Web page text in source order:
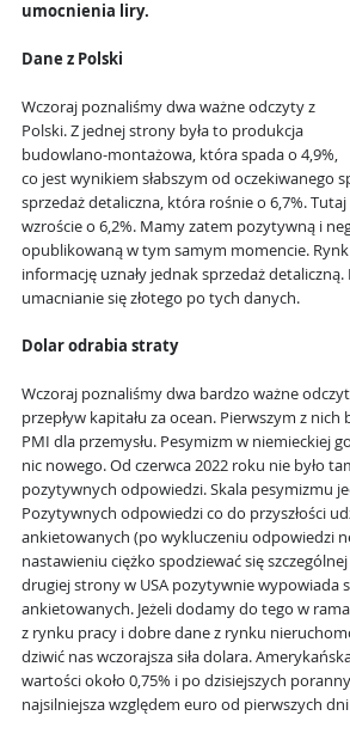
umocnienia liry.
Dane z Polski
Wczoraj poznaliśmy dwa ważne odczyty z
Polski. Z jednej strony była to produkcja
budowlano-montażowa, która spada o 4,9%,
co jest wynikiem słabszym od oczekiwanego
sprzedaż detaliczna, która rośnie o 6,7%.
wzroście o 6,2%. Mamy zatem pozytywną i
opublikowaną w tym samym momencie.
informację uznały jednak sprzedaż
umacnianie się złotego po tych danych.
Dolar odrabia straty
Wczoraj poznaliśmy dwa bardzo ważne
przepływ kapitału za ocean. Pierwszym z nich
PMI dla przemysłu. Pesymizm w niemieckiej
nic nowego. Od czerwca 2022 roku nie było
pozytywnych odpowiedzi. Skala pesymizmu
Pozytywnych odpowiedzi co do przyszłości
ankietowanych (po wykluczeniu odpowiedzi
nastawieniu ciężko spodziewać się
drugiej strony w USA pozytywnie wypowiada
ankietowanych. Jeżeli dodamy do tego w
z rynku pracy i dobre dane z rynku
dziwić nas wczorajsza siła dolara.
wartości około 0,75% i po dzisiejszych
najsilniejsza względem euro od pierwszych